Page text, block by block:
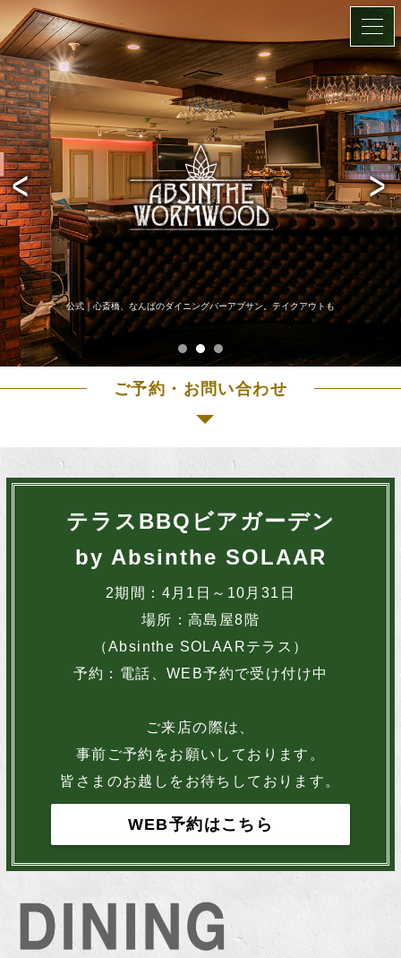
公式｜心斎橋、なんばのダイニングバーアブサン。テイクアウトも
ご予約・お問い合わせ
テラスBBQビアガーデン
by Absinthe SOLAAR
2期間：4月1日～10月31日
場所：高島屋8階
（Absinthe SOLAARテラス）
予約：電話、WEB予約で受け付け中
ご来店の際は、
事前ご予約をお願いしております。
皆さまのお越しをお待ちしております。
WEB予約はこちら